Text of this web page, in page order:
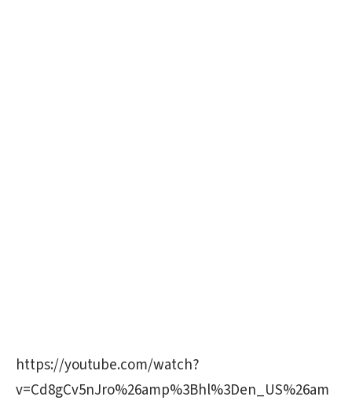
https://youtube.com/watch?
v=Cd8gCv5nJro%26amp%3Bhl%3Den_US%26am